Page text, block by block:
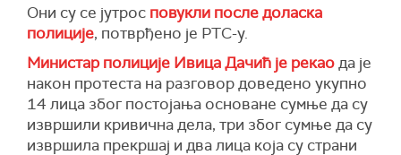
Они су се јутрос повукли после доласка
полиције, потврђено је РТС-у.
Министар полиције Ивица Дачић је рекаода је
након протеста на разговор доведено укупно
14 лица због постојања основане сумње да су
извршили кривична дела, три због сумње да су
извршила прекршај и два лица која су страни